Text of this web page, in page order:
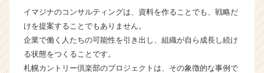
ャ
リ
ア
（C
h
イマジナのコンサルティングは、資料を作ることでも、戦略だ
けを提案することでもありません。
企業で働く人たちの可能性を引き出し、組織が自ら成長し続け
る状態をつくることです。
札幌カントリー倶楽部のプロジェクトは、その象徴的な事例で